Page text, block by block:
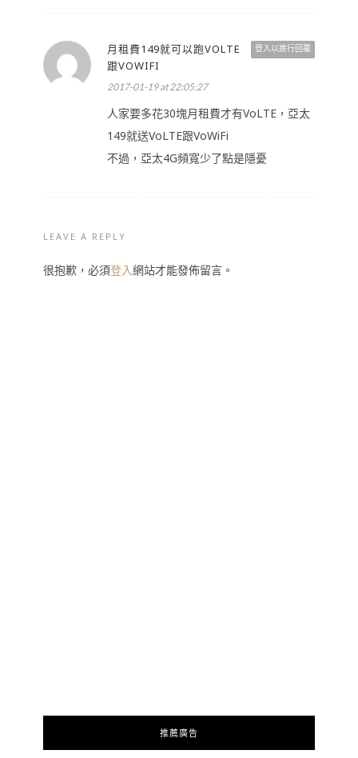
登入以進行回覆
月租費149就可以跑VOLTE
跟VOWIFI
2017-01-19 at 22:05:27
人家要多花30塊月租費才有VoLTE，亞太
149就送VoLTE跟VoWiFi
不過，亞太4G頻寬少了點是隱憂
LEAVE A REPLY
很抱歉，必須登入網站才能發佈留言。
推薦廣告